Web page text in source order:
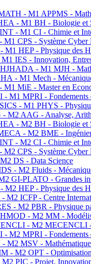
- M1 APPMS -
- M1 BH - Biologie et
- M1 CI - Chimie et
M1 CPS - Système Cyber
M1 HEP - Physique des
IES - Innovation,
- M1 MJH -
- M1 Mech -
M1 MiE - Master en
- M1 MPRI - Fondements
- M1 PHYS -
M2 AAG - Analyse,
- M2 BH - Biologie et
- M2 BME -
- M2 CI - Chimie et
M2 CPS - Système Cyber
DS - Data Science
- M2 Fluids -
GI-PLATO - Grandes
M2 HEP - Physique des
M2 ICFP - Centre
- M2 PBR - Physique
- M2 MM -
- M2 MECENCLI -
- M2 MPRI - Fondements
M2 MSV -
- M2 OPT - Optimisation
PIC - Projet,